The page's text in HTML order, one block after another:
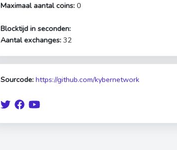
Maximaal aantal coins: 0
Blocktijd in seconden:
Aantal exchanges: 32
Sourcode: https://github.com/kybernetwork